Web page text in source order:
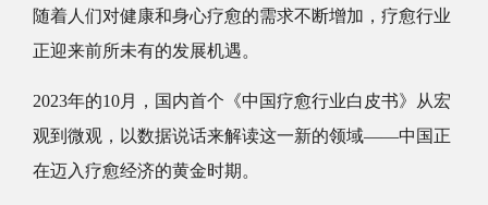
随着人们对健康和身心疗愈的需求不断增加，疗愈行业
正迎来前所未有的发展机遇。
2023年的10月，国内首个《中国疗愈行业白皮书》从宏
观到微观，以数据说话来解读这一新的领域——中国正
在迈入疗愈经济的黄金时期。